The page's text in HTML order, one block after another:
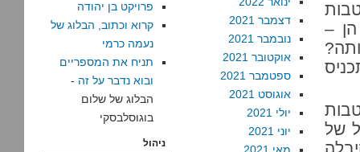
–
של
דצמבר 2021
נובמבר 2021
אוקטובר 2021
ספטמבר 2021
אוגוסט 2021
יולי 2021
יוני 2021
פרויקט בן יהודה
קרוא וכתוב, הבלוג של
נעמה כרמי
תניח את המספריים
ובוא נדבר על זה -
הבלוג של שלום
בוגוסלבסקי
ניהול